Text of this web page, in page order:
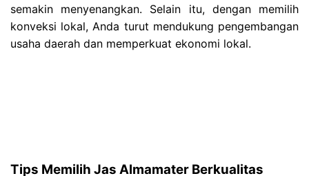
semakin menyenangkan. Selain itu, dengan memilih
konveksi lokal, Anda turut mendukung pengembangan
usaha daerah dan memperkuat ekonomi lokal.
Tips Memilih Jas Almamater Berkualitas